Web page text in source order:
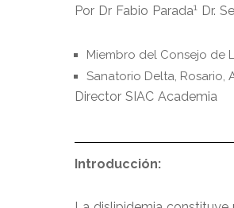
Por Dr Fabio Parada1 Dr.
Miembro del Consejo de
Sanatorio Delta, Rosario,
Director SIAC Academia
Introducción: